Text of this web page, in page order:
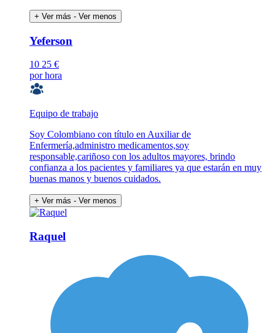
+ Ver más - Ver menos
Yeferson
10 25 €
por hora
Equipo de trabajo
Soy Colombiano con título en Auxiliar de
Enfermería,administro medicamentos,soy
responsable,cariñoso con los adultos mayores, brindo
confianza a los pacientes y familiares ya que estarán en muy
buenas manos y buenos cuidados.
+ Ver más - Ver menos
Raquel